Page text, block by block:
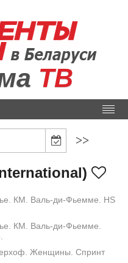
ТВ
>>
КМ. Валь-ди-Фьемме. HS
КМ. Валь-ди-Фьемме.
Женщины. Спринт